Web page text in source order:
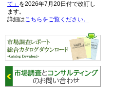
て」 を2026年7月20日付で改訂し
ます。
詳細はこちらをご覧ください。
2026年06月15日
6月15日、「中国の医療保険医薬
品リスト 」を発刊しました。
2026年06月01日
6月1日、「2026-27年版 5G SA、